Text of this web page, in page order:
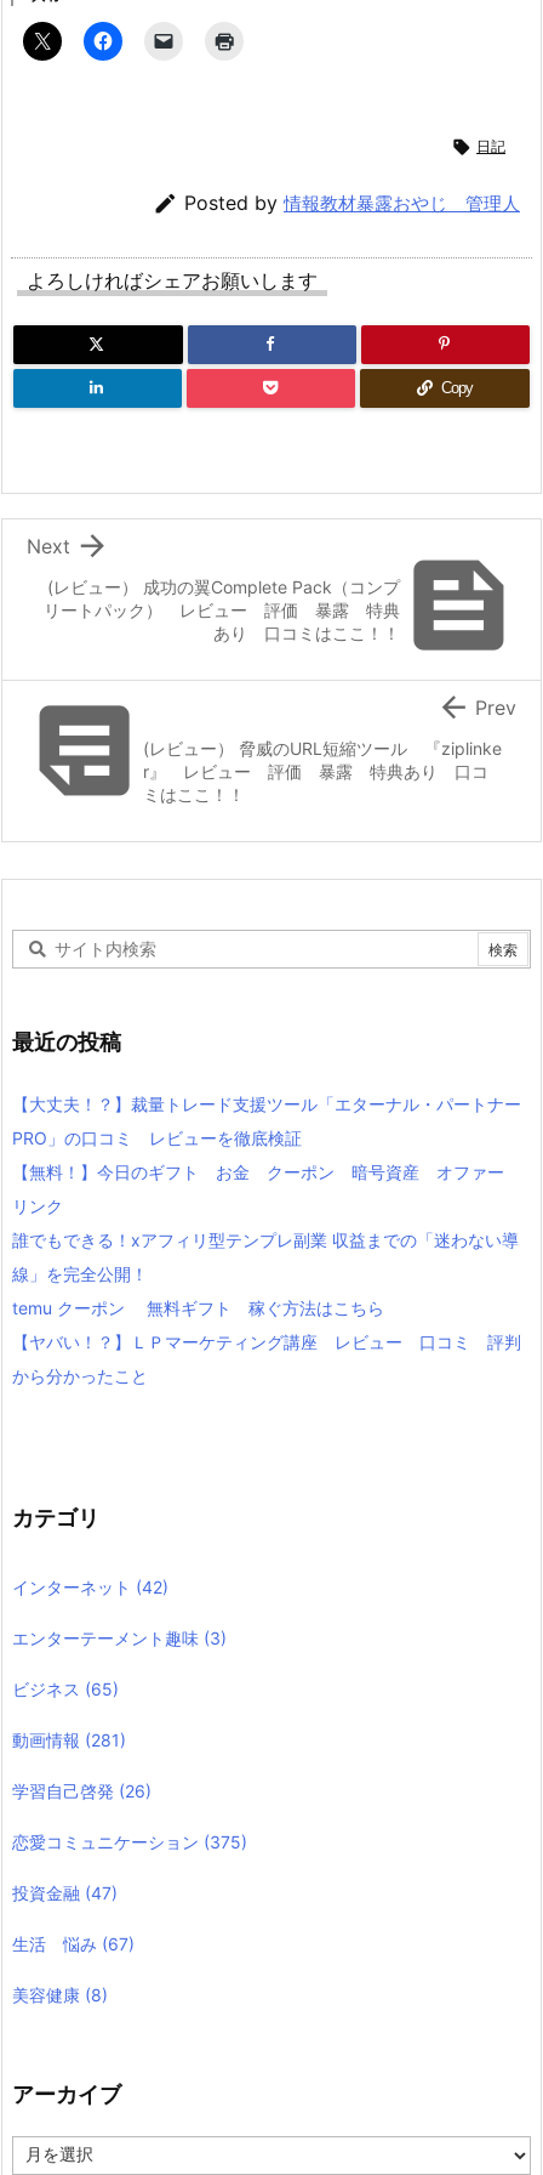
 日記
 Posted by情報教材暴露おやじ 管理人
よろしければシェアお願いします
Copy

(レビュー） 成功の翼Complete Pack（コンプ
リートパック） レビュー 評価 暴露 特典
あり 口コミはここ！！

Next
(レビュー） 脅威のURL短縮ツール 『ziplinke
r』 レビュー 評価 暴露 特典あり 口コ
ミはここ！！
 Prev
最近の投稿
【大丈夫！？】裁量トレード支援ツール「エターナル・パートナー
PRO」の口コミ レビューを徹底検証
【無料！】今日のギフト お金 クーポン 暗号資産 オファー
リンク
誰でもできる！xアフィリ型テンプレ副業 収益までの「迷わない導
線」を完全公開！
temu クーポン 無料ギフト 稼ぐ方法はこちら
【ヤバい！？】ＬＰマーケティング講座 レビュー 口コミ 評判
から分かったこと
カテゴリ
インターネット (42)
エンターテーメント趣味 (3)
ビジネス (65)
動画情報 (281)
学習自己啓発 (26)
恋愛コミュニケーション (375)
投資金融 (47)
生活 悩み (67)
美容健康 (8)
アーカイブ
ー